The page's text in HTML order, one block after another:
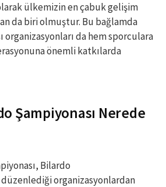
ülkemizin en çabuk gelişim
da biri olmuştur. Bu bağlamda
organizasyonları da hem sporculara
önemli katkılarda
Şampiyonası Nerede
Bilardo
organizasyonlardan